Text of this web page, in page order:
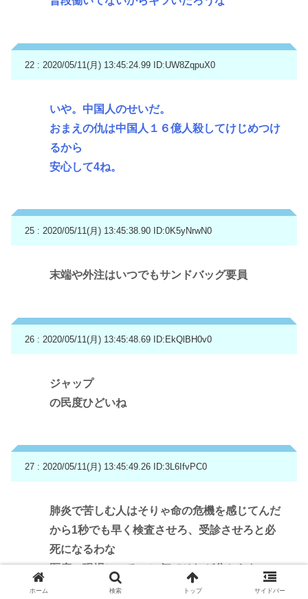
22 : 2020/05/11(月) 13:45:24.99 ID:UW8ZqpuX0
いや。中国人のせいだ。
おまえの仇は中国人１６億人殺してけじめつけ
るから
安心して4ね。
25 : 2020/05/11(月) 13:45:38.90 ID:0K5yNrwN0
末端や外注はいつでもサンドバッグ要員
26 : 2020/05/11(月) 13:45:48.69 ID:EkQlBH0v0
ジャップ
の民度ひどいね
27 : 2020/05/11(月) 13:45:49.26 ID:3L6IfvPC0
肺炎で苦しむ人はそりゃ命の危機を感じてんだ
から1秒でも早く検査させろ、受診させろと必
死になるわな
医療の現場にいるのに何でそれが分からない
ホーム 検索 トップ サイドバー